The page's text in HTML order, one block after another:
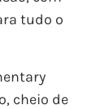
tudo o
cheio de